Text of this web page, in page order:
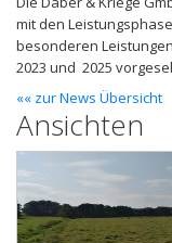
mit den
besonderen
2023 und 2025
«« zur News Übersicht
Ansichten